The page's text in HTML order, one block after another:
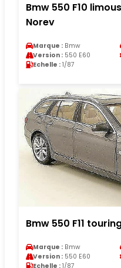
Bmw 550 F10
Norev
Marque : Bmw
Version : 550 E60
Echelle : 1/87
Bmw 550 F11
Marque : Bmw
Version : 550 E60
Echelle : 1/87